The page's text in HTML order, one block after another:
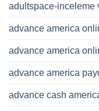
adultspace-inceleme
advance america
advance america
advance america
advance cash